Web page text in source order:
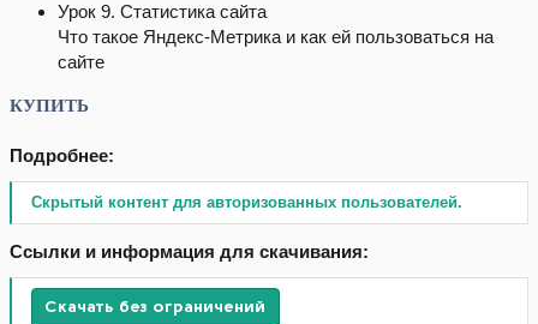
Урок 9. Статистика сайта
Что такое Яндекс-Метрика и как ей пользоваться на
сайте
КУПИТЬ
Подробнее:
Скрытый контент для авторизованных пользователей.
Ссылки и информация для скачивания:
Скачать без ограничений